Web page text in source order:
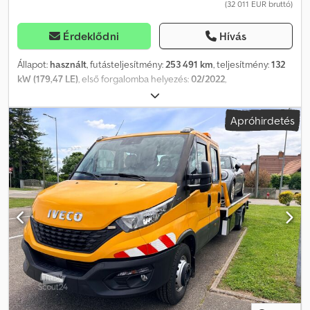
bekezdésének. A megadott jármű példa konfiguráció, nem
alacsonypadlós változat: 164.990,00 eurótól. Iskolabusz-kiviteli
változat: 149.990,00 eurótól rendelhető.
(32 011 EUR bruttó)
Érdeklődni Hívás
Állapot: használt, futásteljesítmény:253 491 km, teljesítmény:132
kW (179,47 LE), első forgalomba helyezés:02/2022,
, össztömeg:
(TÜV):01/2027, szín:fehér, hajtástípus:automata, kibocsátási
osztály:
Euro 6 , ülések száma:3 , teljes szélesség: 235 mm, raktér
hossza:
, rakodótér szélesség:210 mm, raktérmagasság:
210 mm, Gyártási év:2021, Felszereltség: ABS, elektronikus
stabilitásprogram (ESP), koromszűrő, központi zár,
légkondicionálás, navigációs rendszer, Érdeklődni a WhatsApp
vagy Telegram alkalmazáson keresztül lehet. NÉMET TEHERAUTÓ
ZCFC670D105442417 Különleges felszereltség: * Tárolórekesz a
vezetőfülke mennyezetében * Tárolórekesz a műszerfalon, USB-
csatlakozóval és vezeték nélküli töltővel * Első tengely
terhelhetősége: 2,7 t * Kényelmi műszerfal * Audiorendszer:
digitális audiorendszer (DAB) HI-Connect, 7"-es színes kijelzővel és
navigációval * Felépítménygyártó interfész * Járműkulcs
távirányítóval * Programozható sebességkorlátozó rendszer *
Apróhirdetés